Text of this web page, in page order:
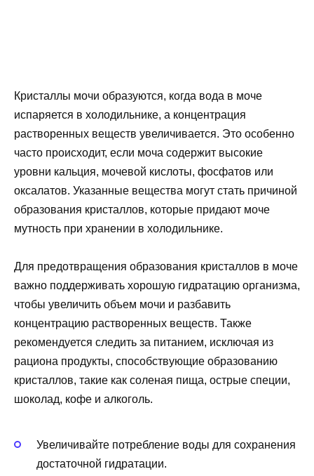
Кристаллы мочи образуются, когда вода в моче
испаряется в холодильнике, а концентрация
растворенных веществ увеличивается. Это особенно
часто происходит, если моча содержит высокие
уровни кальция, мочевой кислоты, фосфатов или
оксалатов. Указанные вещества могут стать причиной
образования кристаллов, которые придают моче
мутность при хранении в холодильнике.
Для предотвращения образования кристаллов в моче
важно поддерживать хорошую гидратацию организма,
чтобы увеличить объем мочи и разбавить
концентрацию растворенных веществ. Также
рекомендуется следить за питанием, исключая из
рациона продукты, способствующие образованию
кристаллов, такие как соленая пища, острые специи,
шоколад, кофе и алкоголь.
Увеличивайте потребление воды для сохранения
достаточной гидратации.